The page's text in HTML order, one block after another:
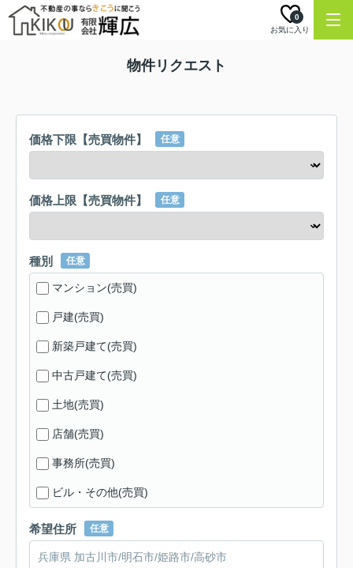
お気に入り
0
物件リクエスト
価格下限【売買物件】 任意
価格上限【売買物件】 任意
種別 任意
マンション(売買)
戸建(売買)
新築戸建て(売買)
中古戸建て(売買)
土地(売買)
店舗(売買)
事務所(売買)
ビル・その他(売買)
希望住所 任意